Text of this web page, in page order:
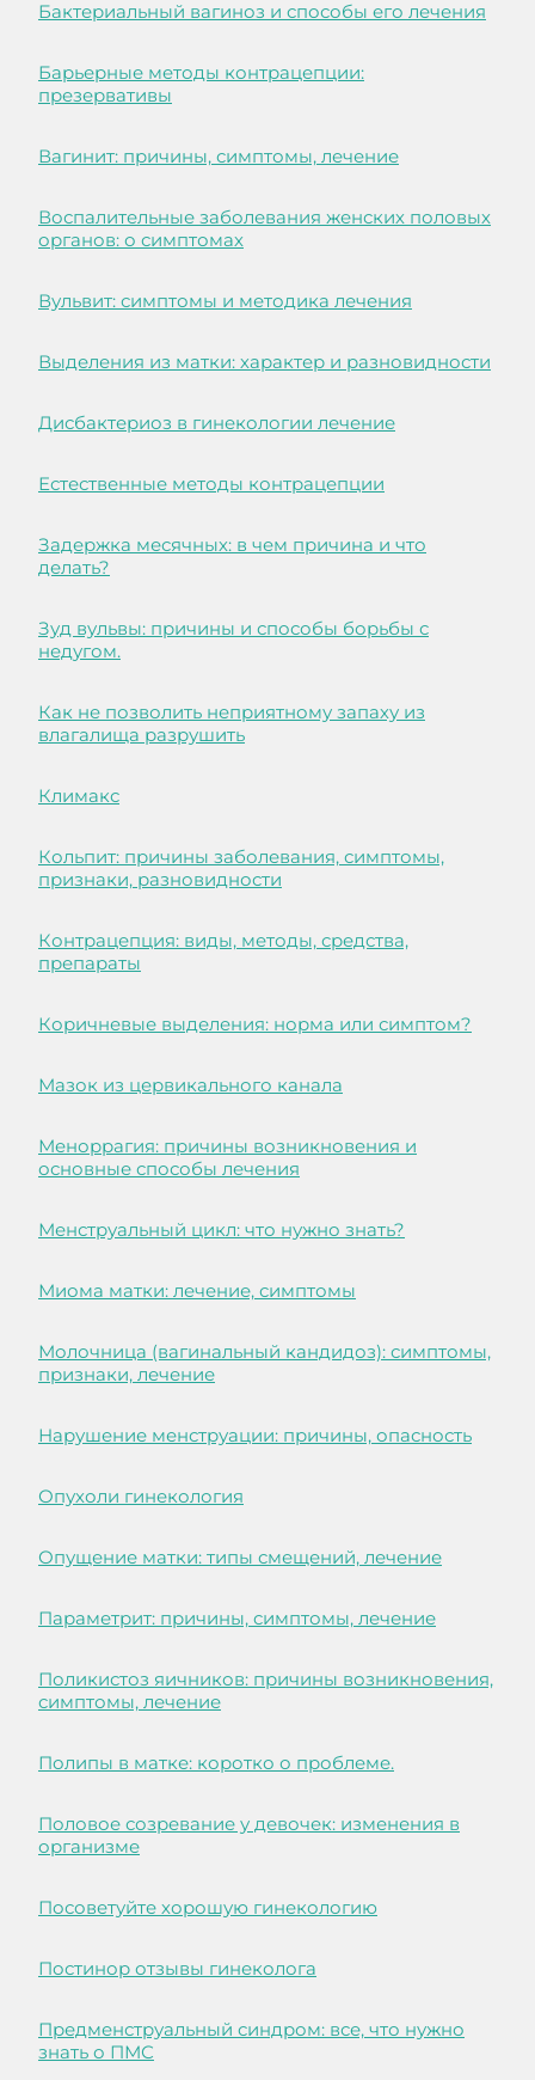
Бактериальный вагиноз и способы его лечения
Барьерные методы контрацепции:
презервативы
Вагинит: причины, симптомы, лечение
Воспалительные заболевания женских половых
органов: о симптомах
Вульвит: симптомы и методика лечения
Выделения из матки: характер и разновидности
Дисбактериоз в гинекологии лечение
Естественные методы контрацепции
Задержка месячных: в чем причина и что
делать?
Зуд вульвы: причины и способы борьбы с
недугом.
Как не позволить неприятному запаху из
влагалища разрушить
Климакс
Кольпит: причины заболевания, симптомы,
признаки, разновидности
Контрацепция: виды, методы, средства,
препараты
Коричневые выделения: норма или симптом?
Мазок из цервикального канала
Меноррагия: причины возникновения и
основные способы лечения
Менструальный цикл: что нужно знать?
Миома матки: лечение, симптомы
Молочница (вагинальный кандидоз): симптомы,
признаки, лечение
Нарушение менструации: причины, опасность
Опухоли гинекология
Опущение матки: типы смещений, лечение
Параметрит: причины, симптомы, лечение
Поликистоз яичников: причины возникновения,
симптомы, лечение
Полипы в матке: коротко о проблеме.
Половое созревание у девочек: изменения в
организме
Посоветуйте хорошую гинекологию
Постинор отзывы гинеколога
Предменструальный синдром: все, что нужно
знать о ПМС